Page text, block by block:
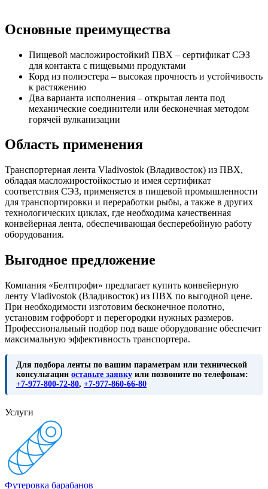
Основные преимущества
Пищевой масложиростойкий ПВХ – сертификат СЭЗ
для контакта с пищевыми продуктами
Корд из полиэстера – высокая прочность и устойчивость
к растяжению
Два варианта исполнения – открытая лента под
механические соединители или бесконечная методом
горячей вулканизации
Область применения
Транспортерная лента Vladivostok (Владивосток) из ПВХ,
обладая масложиростойкостью и имея сертификат
соответствия СЭЗ, применяется в пищевой промышленности
для транспортировки и переработки рыбы, а также в других
технологических циклах, где необходима качественная
конвейерная лента, обеспечивающая бесперебойную работу
оборудования.
Выгодное предложение
Компания «Белтпрофи» предлагает купить конвейерную
ленту Vladivostok (Владивосток) из ПВХ по выгодной цене.
При необходимости изготовим бесконечное полотно,
установим гофроборт и перегородки нужных размеров.
Профессиональный подбор под ваше оборудование обеспечит
максимальную эффективность транспортера.
Для подбора ленты по вашим параметрам или технической
консультации оставьте заявку или позвоните по телефонам:
+7-977-800-72-80, +7-977-860-66-80
Услуги
Футеровка барабанов